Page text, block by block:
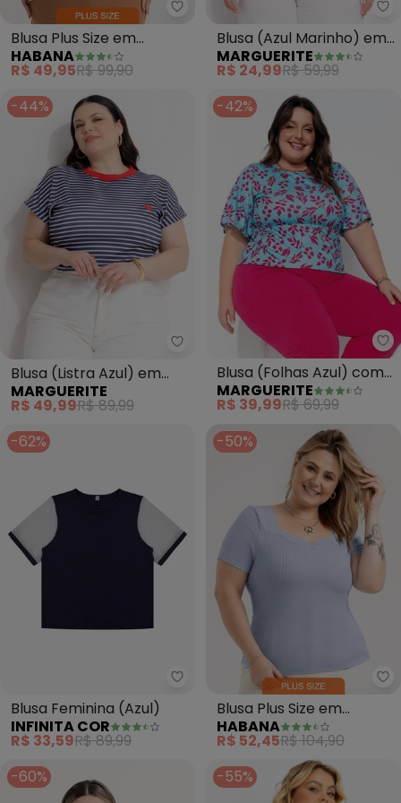
Blusa Plus Size em
Misturinha (Azul)
HABANA
R$ 49,95R$ 99,90
Blusa (Azul Marinho) em
Malha Flamê
MARGUERITE
R$ 24,99R$ 59,99
-44%
Marguerite - Blusa (Listra
Blusa (Listra Azul) em
Ribana Canelada com
Bordado
MARGUERITE
R$ 49,99R$ 89,99
-42%
Blusa (Folhas Azul) com
Recorte Vazado Plus Size
MARGUERITE
R$ 39,99R$ 69,99
-62%
Infinita Cor - Blusa Feminina
Blusa Feminina (Azul)
INFINITA COR
R$ 33,59R$ 89,99
-50%
Blusa Plus Size em
Canelado (Azul)
HABANA
R$ 52,45R$ 104,90
-60%
-55%